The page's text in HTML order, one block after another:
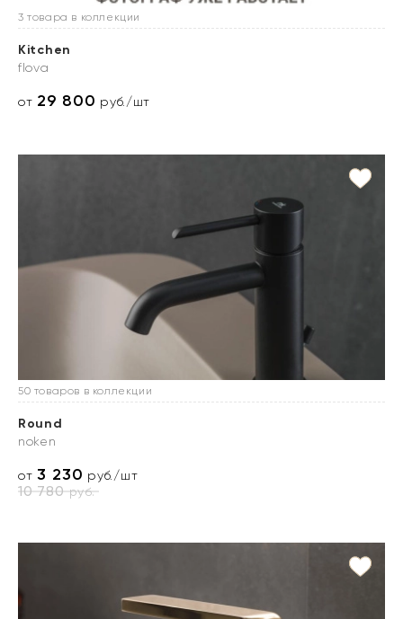
3 товара в коллекции
Kitchen
flova
от 29 800 руб./шт
50 товаров в коллекции
Round
noken
от3 230 руб./шт
10 780руб.